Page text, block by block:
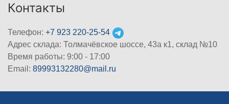
Контакты
Телефон: +7 923 220-25-54
Адрес склада: Толмачёвское шоссе, 43а к1, склад №10
Время работы: 9:00 - 17:00
Email: 89993132280@mail.ru